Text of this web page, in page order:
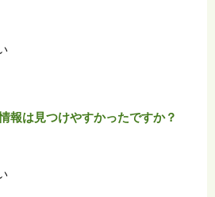
報は見つけやすかったですか？